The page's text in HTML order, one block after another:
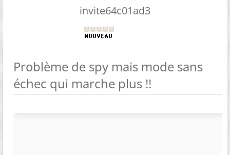
invite64c01ad3
Problème de spy mais mode sans
échec qui marche plus !!